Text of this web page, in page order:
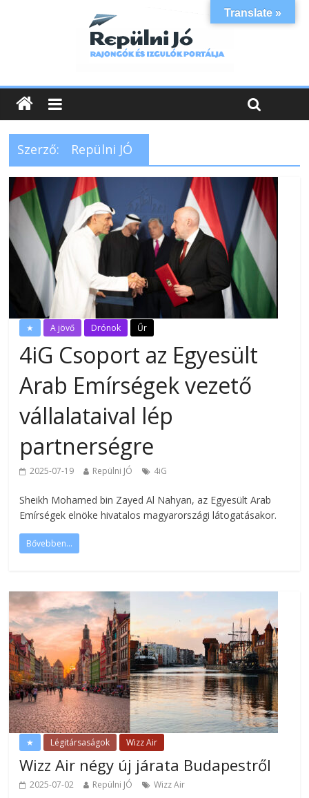
Szerző: Repülni JÓ
★ A jövő Drónok Űr
4iG Csoport az Egyesült
Arab Emírségek vezető
vállalataival lép
partnerségre
2025-07-19 Repülni JÓ 4iG
Sheikh Mohamed bin Zayed Al Nahyan, az Egyesült Arab
Emírségek elnöke hivatalos magyarországi látogatásakor.
Bővebben...
★ Légitársaságok Wizz Air
Wizz Air négy új járata Budapestről
2025-07-02 Repülni JÓ Wizz Air
Translate »